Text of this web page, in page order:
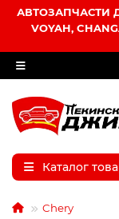
АВТОЗАПЧАСТИ
VOYAH,
Каталог
Chery